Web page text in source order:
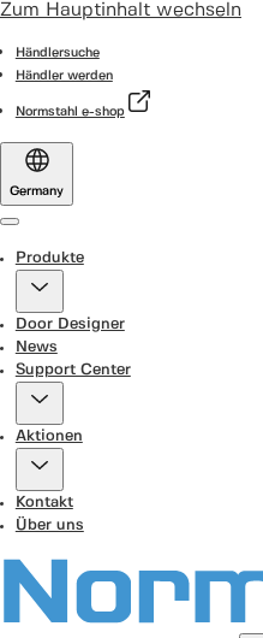
Zum Hauptinhalt wechseln
Händlersuche
Händler werden
Normstahl e-shop
Germany
Produkte
Door Designer
News
Support Center
Aktionen
Kontakt
Über uns